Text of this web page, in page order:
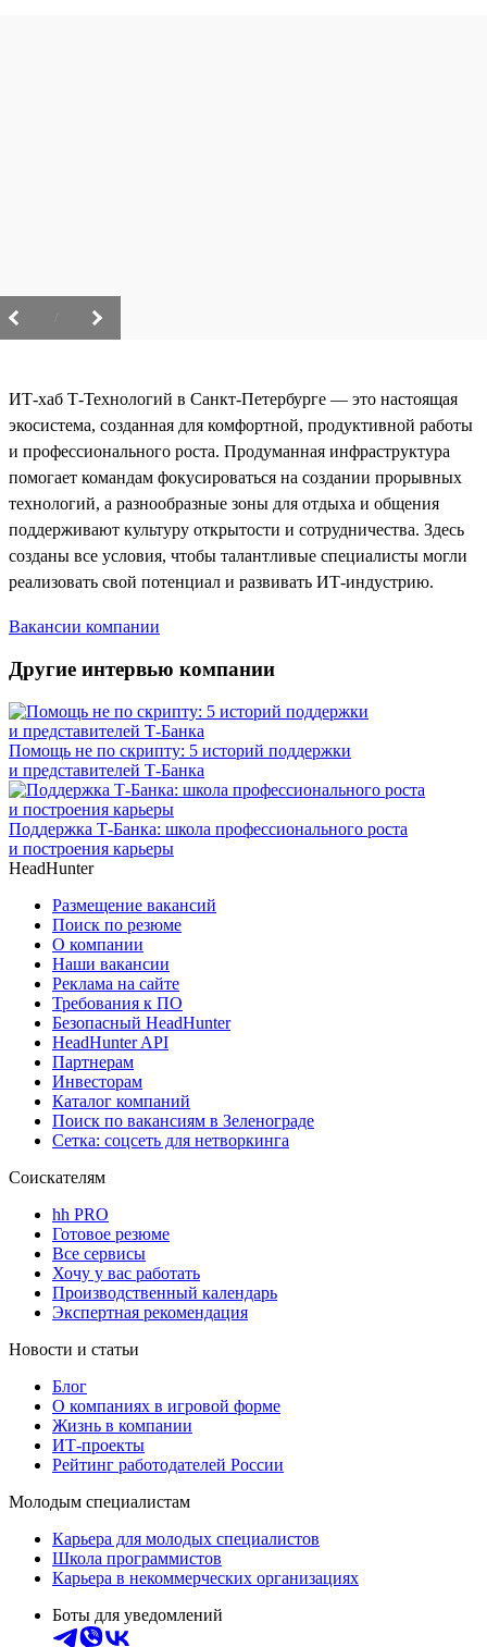
ИТ-хаб Т-Технологий в Санкт-Петербурге — это настоящая
экосистема, созданная для комфортной, продуктивной работы
и профессионального роста. Продуманная инфраструктура
помогает командам фокусироваться на создании прорывных
технологий, а разнообразные зоны для отдыха и общения
поддерживают культуру открытости и сотрудничества. Здесь
созданы все условия, чтобы талантливые специалисты могли
реализовать свой потенциал и развивать ИТ-индустрию.
Вакансии компании
Другие интервью компании
Помощь не по скрипту: 5 историй поддержки
и представителей Т-Банка
Поддержка Т-Банка: школа профессионального роста
и построения карьеры
HeadHunter
Размещение вакансий
Поиск по резюме
О компании
Наши вакансии
Реклама на сайте
Требования к ПО
Безопасный HeadHunter
HeadHunter API
Партнерам
Инвесторам
Каталог компаний
Поиск по вакансиям в Зеленограде
Сетка: соцсеть для нетворкинга
Соискателям
hh PRO
Готовое резюме
Все сервисы
Хочу у вас работать
Производственный календарь
Экспертная рекомендация
Новости и статьи
Блог
О компаниях в игровой форме
Жизнь в компании
ИТ-проекты
Рейтинг работодателей России
Молодым специалистам
Карьера для молодых специалистов
Школа программистов
Карьера в некоммерческих организациях
Боты для уведомлений